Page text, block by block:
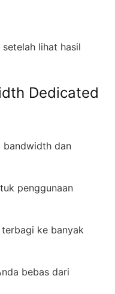
lihat hasil
Dedicated
bandwidth dan
penggunaan
ke banyak
bebas dari